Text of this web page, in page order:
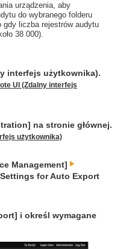
urządzenia, aby
do wybranego folderu
gdy liczba rejestrów audytu
38 000).
interfejs użytkownika).
UI (Zdalny interfejs
na stronie głównej.
użytkownika)
Management]
for Auto Export
i określ wymagane